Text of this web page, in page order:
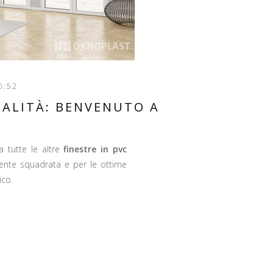
BENVENUTO A
tutte le altrefinestre in pvc
squadrata e per le ottime